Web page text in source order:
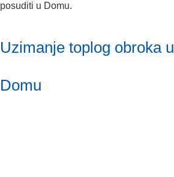
posuditi u Domu.
Uzimanje toplog obroka u
Domu